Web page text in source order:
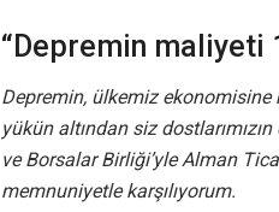
“Depremin maliyeti
Depremin, ülkemiz
yükün altından siz
ve Borsalar Birliği’yle Alman
memnuniyetle karşılıyorum.